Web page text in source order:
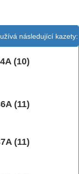
následující kazety:
(10)
(11)
(11)